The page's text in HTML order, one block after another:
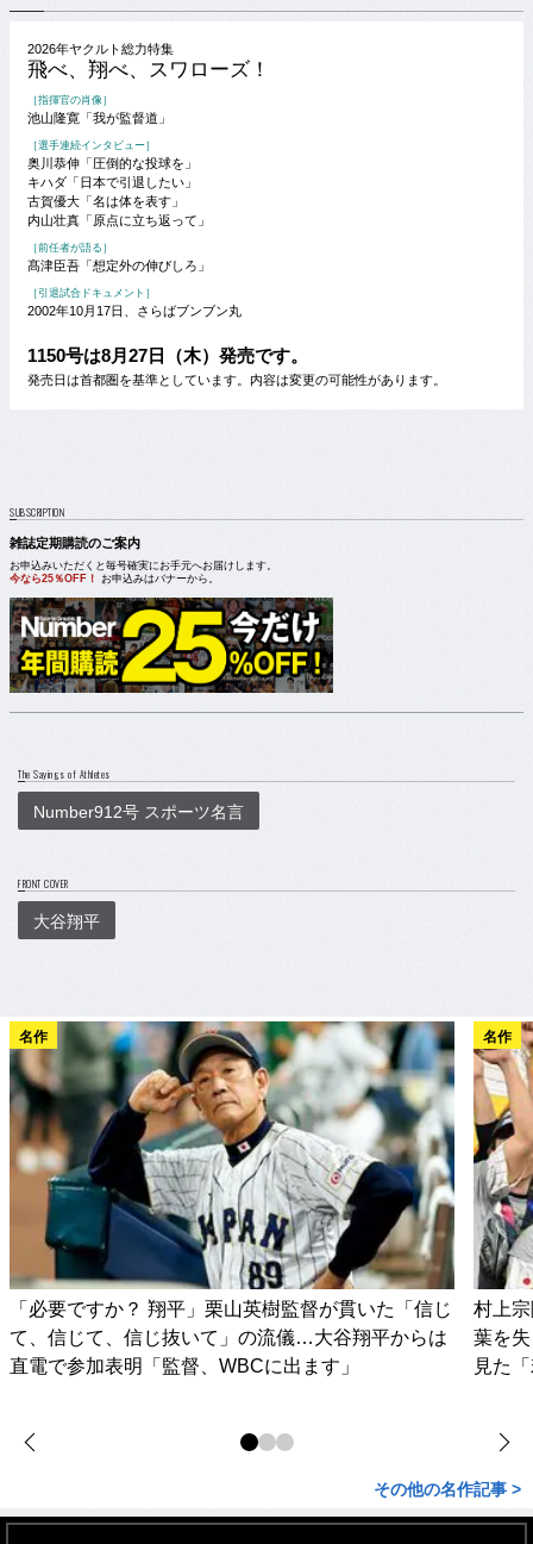
2026年ヤクルト総力特集
飛べ、翔べ、スワローズ！
［指揮官の肖像］
池山隆寛「我が監督道」
［選手連続インタビュー］
奥川恭伸「圧倒的な投球を」
キハダ「日本で引退したい」
古賀優大「名は体を表す」
内山壮真「原点に立ち返って」
［前任者が語る］
髙津臣吾「想定外の伸びしろ」
［引退試合ドキュメント］
2002年10月17日、さらばブンブン丸
1150号は8月27日（木）発売です。
発売日は首都圏を基準としています。内容は変更の可能性があります。
SUBSCRIPTION
雑誌定期購読のご案内
お申込みいただくと毎号確実にお手元へお届けします。
今なら25％OFF！ お申込みはバナーから。
The Sayings of Athletes
Number912号 スポーツ名言
FRONT COVER
大谷翔平
名作
「必要ですか？ 翔平」栗山英樹監督が貫いた「信じ
て、信じて、信じ抜いて」の流儀…大谷翔平からは
直電で参加表明「監督、WBCに出ます」
名作
村上
葉を
見た
その他の名作記事 >